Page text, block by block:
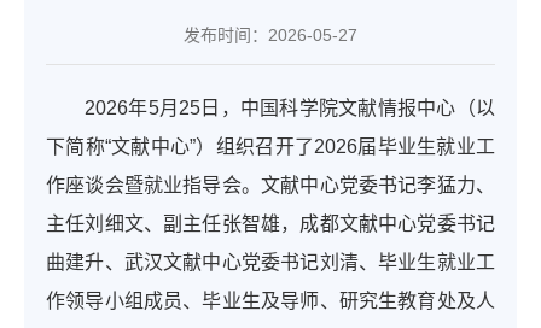
发布时间：2026-05-27
2026年5月25日，中国科学院文献情报中心（以
下简称“文献中心”）组织召开了2026届毕业生就业工
作座谈会暨就业指导会。文献中心党委书记李猛力、
主任刘细文、副主任张智雄，成都文献中心党委书记
曲建升、武汉文献中心党委书记刘清、毕业生就业工
作领导小组成员、毕业生及导师、研究生教育处及人